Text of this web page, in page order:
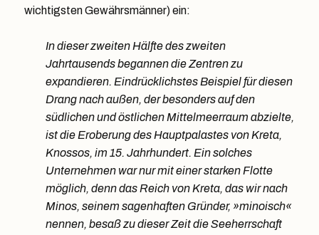
wichtigsten Gewährsmänner) ein:
In dieser zweiten Hälfte des zweiten
Jahrtausends begannen die Zentren zu
expandieren. Eindrücklichstes Beispiel für diesen
Drang nach außen, der besonders auf den
südlichen und östlichen Mittelmeerraum abzielte,
ist die Eroberung des Hauptpalastes von Kreta,
Knossos, im 15. Jahrhundert. Ein solches
Unternehmen war nur mit einer starken Flotte
möglich, denn das Reich von Kreta, das wir nach
Minos, seinem sagenhaften Gründer, »minoisch«
nennen, besaß zu dieser Zeit die Seeherrschaft